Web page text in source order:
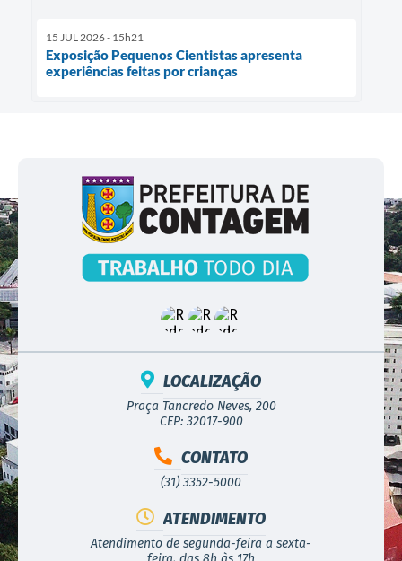
15 JUL 2026 - 15h21
Exposição Pequenos Cientistas apresenta
experiências feitas por crianças
LOCALIZAÇÃO
Praça Tancredo Neves, 200
CEP: 32017-900
CONTATO
(31) 3352-5000
ATENDIMENTO
Atendimento de segunda-feira a sexta-